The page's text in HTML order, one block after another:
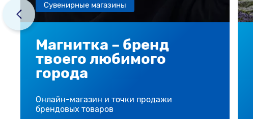
Сувенирные магазины
Магнитка – бренд
твоего любимого
города
Онлайн-магазин и точки продажи
брендовых товаров